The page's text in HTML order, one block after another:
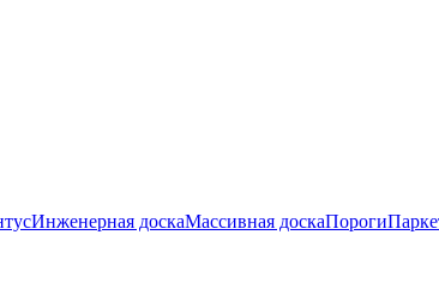
Инженерная доскаМассивная доскаПороги